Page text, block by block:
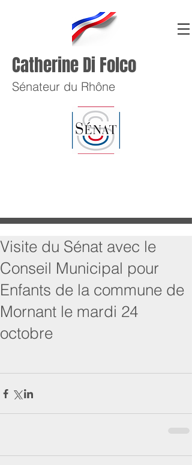
Catherine Di Folco
Sénateur du Rhône
Visite du Sénat avec le
Conseil Municipal pour
Enfants de la commune de
Mornant le mardi 24
octobre